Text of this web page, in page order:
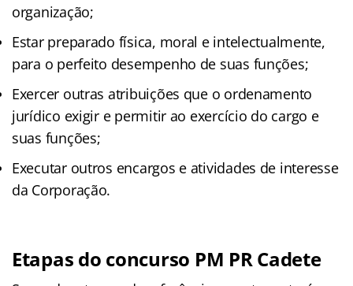
organização;
Estar preparado física, moral e intelectualmente,
para o perfeito desempenho de suas funções;
Exercer outras atribuições que o ordenamento
jurídico exigir e permitir ao exercício do cargo e
suas funções;
Executar outros encargos e atividades de interesse
da Corporação.
Etapas do concurso PM PR Cadete